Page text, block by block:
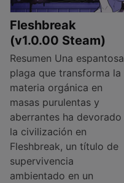
Fleshbreak
(v1.0.00 Steam)
Resumen Una espantosa
plaga que transforma la
materia orgánica en
masas purulentas y
aberrantes ha devorado
la civilización en
Fleshbreak, un título de
supervivencia
ambientado en un